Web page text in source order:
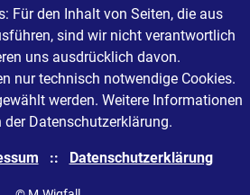
Für den Inhalt von Seiten, die aus
sind wir nicht verantwortlich
uns ausdrücklich davon.
nur technisch notwendige Cookies.
werden. Weitere Informationen
der Datenschutzerklärung.
:: Datenschutzerklärung